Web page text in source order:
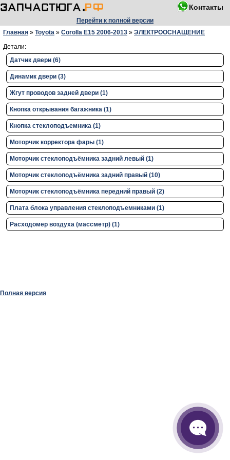
Контакты
Перейти к полной версии
Главная » Toyota » Corolla E15 2006-2013 » ЭЛЕКТРООСНАЩЕНИЕ
Детали:
Датчик двери (6)
Динамик двери (3)
Жгут проводов задней двери (1)
Кнопка открывания багажника (1)
Кнопка стеклоподъемника (1)
Моторчик корректора фары (1)
Моторчик стеклоподъёмника задний левый (1)
Моторчик стеклоподъёмника задний правый (10)
Моторчик стеклоподъёмника передний правый (2)
Плата блока управления стеклоподъемниками (1)
Расходомер воздуха (массметр) (1)
Полная версия